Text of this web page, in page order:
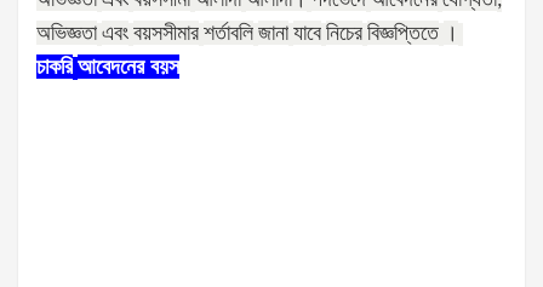
অভিজ্ঞতা এবং বয়সসীমার শর্তাবলি জানা যাবে নিচের বিজ্ঞপ্তিতে ।
চাকরি আবেদনের বয়স